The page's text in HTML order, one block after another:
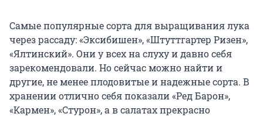
Самые популярные сорта для выращивания лука
через рассаду: «Эксибишен», «Штуттгартер Ризен»,
«Ялтинский». Они у всех на слуху и давно себя
зарекомендовали. Но сейчас можно найти и
другие, не менее плодовитые и надежные сорта. В
хранении отлично себя показали «Ред Барон»,
«Кармен», «Стурон», а в салатах прекрасно